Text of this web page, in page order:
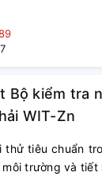
Bộ kiểm tra
WIT-Zn
thử tiêu chuẩn
trường và tiết